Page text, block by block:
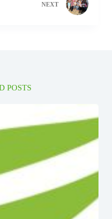
NEXT
POSTS